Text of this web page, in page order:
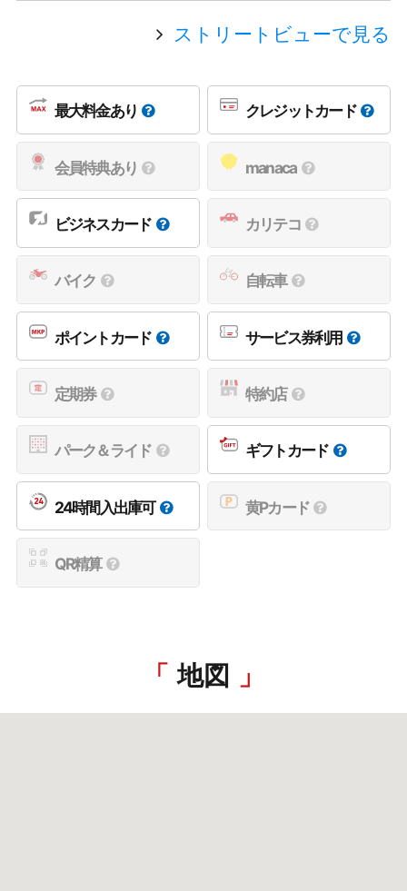
ストリートビューで見る
最大料金あり クレジットカード
会員特典あり manaca
ビジネスカード カリテコ
バイク 自転車
ポイントカード サービス券利用
定期券 特約店
パーク＆ライド ギフトカード
24時間入出庫可 黄Pカード
QR精算
地図